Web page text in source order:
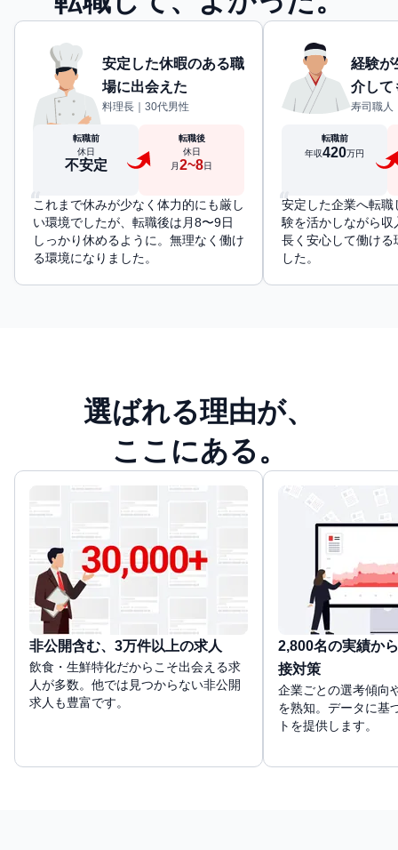
安定した休暇のある職
場に出会えた
料理長｜30代男性
転職前
休日
不安定
転職後
休日
月2~8日
“
これまで休みが少なく体力的にも厳し
い環境でしたが、転職後は月8〜9日
しっかり休めるように。無理なく働け
る環境になりました。
経験が
介して
寿司職人
転職前
年収420万円
“
安定した企業へ転職
験を活かしながら収
長く安心して働ける
した。
選ばれる理由が、
ここにある。
非公開含む、3万件以上の求人
飲食・生鮮特化だからこそ出会える求
人が多数。他では見つからない非公開
求人も豊富です。
2,800名の実績か
接対策
企業ごとの選考傾向
を熟知。データに基
トを提供します。